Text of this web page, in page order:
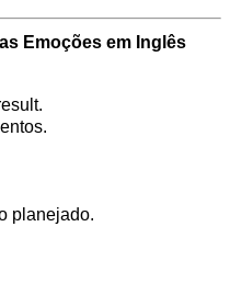
Emoções em Inglês
planejado.